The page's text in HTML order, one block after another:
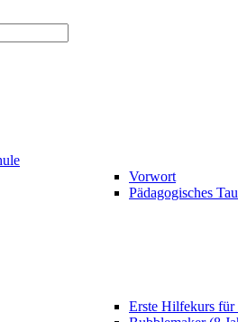
Vorwort
Pädagogisches
Erste Hilfekurs